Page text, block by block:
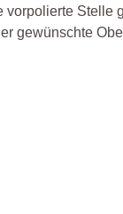
gewünschte